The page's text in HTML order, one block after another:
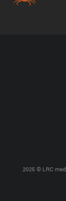
2025 © LRC